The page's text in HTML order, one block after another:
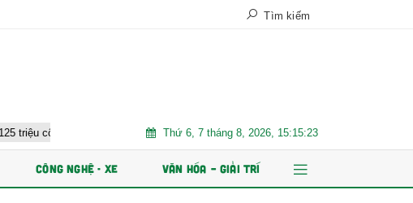
Tìm kiếm
và phát hành ESOP Xe điện đang áp đảo thị trường MPV Việt
Thứ 6, 7 tháng 8, 2026, 15:15:24
CÔNG NGHỆ - XE VĂN HÓA – GIẢI TRÍ